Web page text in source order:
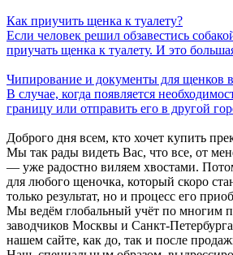
Как приучить щенка к туалету?
Если человек решил обзавестись
приучать щенка к туалету. И это
Чипирование и документы для щенков
В случае, когда появляется
границу или отправить его в другой
Доброго дня всем, кто хочет купить
Мы так рады видеть Вас, что все, от
— уже радостно виляем хвостами.
для любого щеночка, который скоро
только результат, но и процесс его
Мы ведём глобальный учёт по многим
заводчиков Москвы и Санкт-
нашем сайте, как до, так и после